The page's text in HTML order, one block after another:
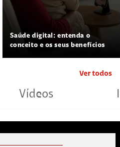
Saúde digital: entenda o
conceito e os seus benefícios
Ver todos
Vídeos